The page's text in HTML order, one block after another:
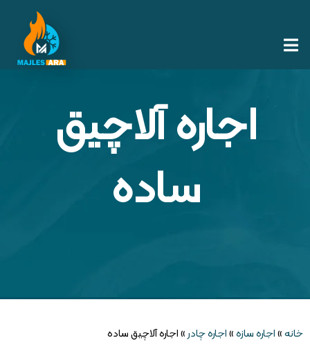
اجاره آلاچیق
ساده
خانه»اجاره سازه»اجاره چادر»اجاره آلاچیق ساده